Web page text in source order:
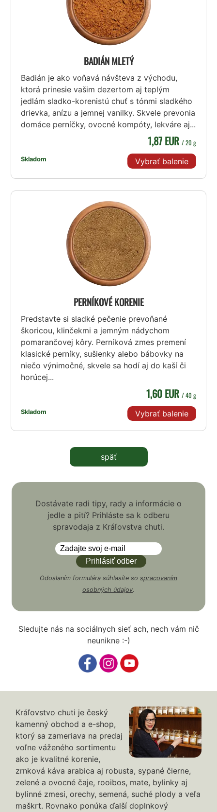
BADIÁN MLETÝ
Badián je ako voňavá návšteva z východu,
ktorá prinesie vašim dezertom aj teplým
jedlám sladko-korenistú chuť s tónmi sladkého
drievka, anízu a jemnej vanilky. Skvele prevonia
domáce perníčky, ovocné kompóty, lekváre aj...
Skladom
1,87 EUR / 20 g
Vybrať balenie
PERNÍKOVÉ KORENIE
Predstavte si sladké pečenie prevoňané
škoricou, klinčekmi a jemným nádychom
pomarančovej kôry. Perníková zmes premení
klasické perníky, sušienky alebo bábovky na
niečo výnimočné, skvele sa hodí aj do kaší či
horúcej...
Skladom
1,60 EUR / 40 g
Vybrať balenie
späť
Dostávate radi tipy, rady a informácie o
jedle a pití? Prihláste sa k odberu
spravodaja z Kráľovstva chuti.
Odoslaním formulára súhlasíte so spracovaním
osobných údajov.
Sledujte nás na sociálnych sieť ach, nech vám nič
neunikne :-)
Kráľovstvo chuti je český
kamenný obchod a e-shop,
ktorý sa zameriava na predaj
voľne váženého sortimentu
ako je kvalitné korenie,
zrnková káva arabica aj robusta, sypané čierne,
zelené a ovocné čaje, rooibos, mate, bylinky aj
bylinné zmesi, orechy, semená, suché plody a veľa
maškrt. Rovnako ponúka ďalší doplnkový